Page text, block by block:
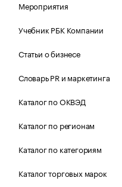
Мероприятия
Учебник РБК Компании
Статьи о бизнесе
Словарь PR и маркетинга
Каталог по ОКВЭД
Каталог по регионам
Каталог по категориям
Каталог торговых марок